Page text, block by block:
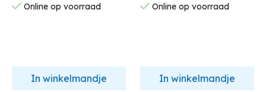
Online op voorraad
In winkelmandje
Online op voorraad
In winkelmandje